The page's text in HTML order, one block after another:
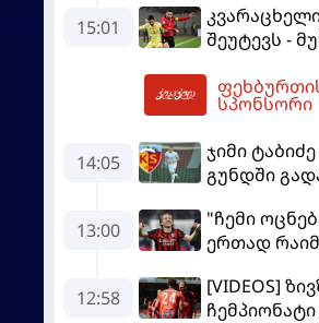
15:01
შეუტევს -
გახდება
სპონსორი
14:05
ჯიმი
გუნდში
13:00
"ჩემი
ერთად
თავის
12:58
[VIDEOS]